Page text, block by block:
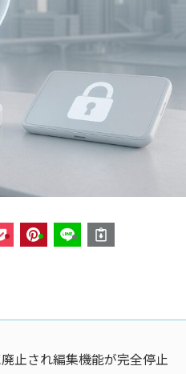
止され編集機能が完全停止